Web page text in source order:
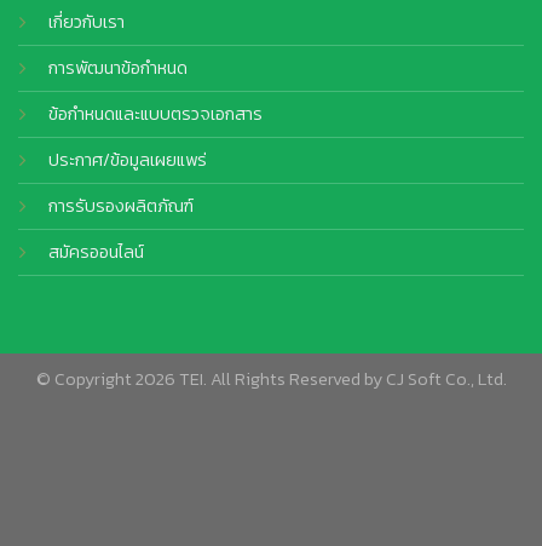
เกี่ยวกับเรา
การพัฒนาข้อกำหนด
ข้อกำหนดและแบบตรวจเอกสาร
ประกาศ/ข้อมูลเผยแพร่
การรับรองผลิตภัณฑ์
สมัครออนไลน์
© Copyright 2026 TEI. All Rights Reserved byCJ Soft Co., Ltd.